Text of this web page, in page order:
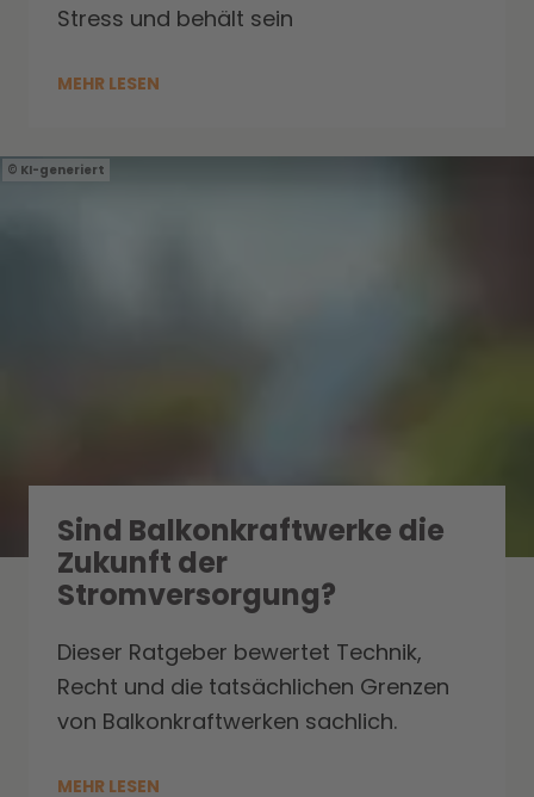
Stress und behält sein
MEHR LESEN
KI-generiert
Sind Balkonkraftwerke die
Zukunft der
Stromversorgung?
Dieser Ratgeber bewertet Technik,
Recht und die tatsächlichen Grenzen
von Balkonkraftwerken sachlich.
MEHR LESEN